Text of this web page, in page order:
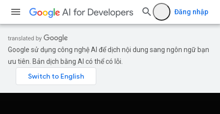
Đăng nhập
Google sử dụng công nghệ AI để dịch nội dung sang ngôn ngữ bạn
ưu tiên. Bản dịch bằng AI có thể có lỗi.